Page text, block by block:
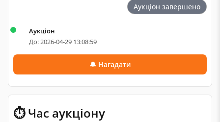
Аукціон завершено
Аукціон
До: 2026-04-29 13:08:59
🔔 Нагадати
⏱ Час аукціону